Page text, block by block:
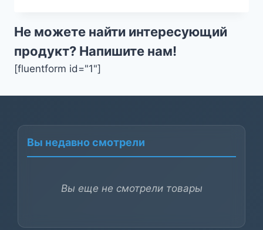
Не можете найти интересующий
продукт? Напишите нам!
[fluentform id="1"]
Вы недавно смотрели
Вы еще не смотрели товары